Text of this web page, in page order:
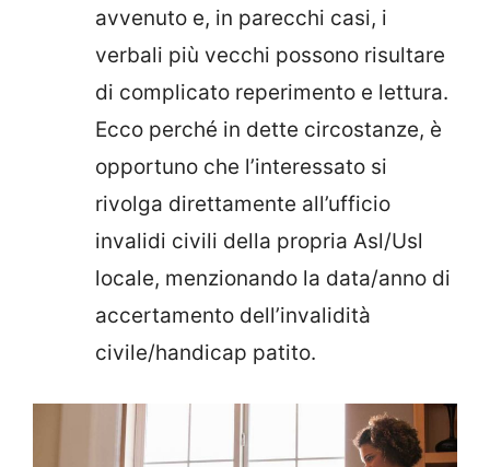
avvenuto e, in parecchi casi, i
verbali più vecchi possono risultare
di complicato reperimento e lettura.
Ecco perché in dette circostanze, è
opportuno che l’interessato si
rivolga direttamente all’ufficio
invalidi civili della propria Asl/Usl
locale, menzionando la data/anno di
accertamento dell’invalidità
civile/handicap patito.